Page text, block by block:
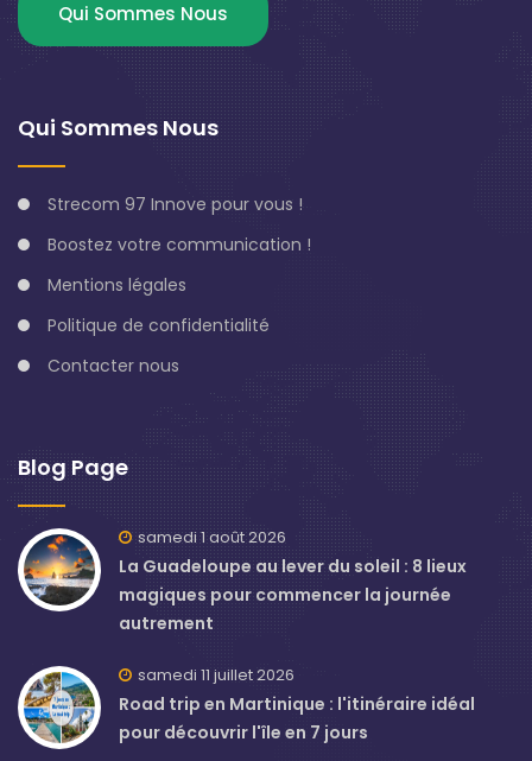
Qui Sommes Nous
Qui Sommes Nous
Strecom 97 Innove pour vous !
Boostez votre communication !
Mentions légales
Politique de confidentialité
Contacter nous
Blog Page
samedi 1 août 2026
La Guadeloupe au lever du soleil : 8 lieux
magiques pour commencer la journée
autrement
samedi 11 juillet 2026
Road trip en Martinique : l'itinéraire idéal
pour découvrir l'île en 7 jours